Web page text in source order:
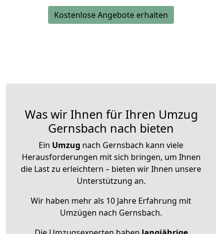
Kostenlose Angebote erhalten
Was wir Ihnen für Ihren Umzug
Gernsbach nach bieten
Ein Umzug nach Gernsbach kann viele
Herausforderungen mit sich bringen, um Ihnen
die Last zu erleichtern – bieten wir Ihnen unsere
Unterstützung an.
Wir haben mehr als 10 Jahre Erfahrung mit
Umzügen nach Gernsbach.